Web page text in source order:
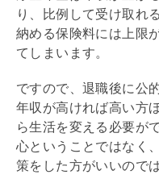
り、比例して受け取れ
納める保険料には上限
てしまいます。
ですので、退職後に公
年収が高ければ高い方
ら生活を変える必要が
心ということではなく
策をした方がいいので